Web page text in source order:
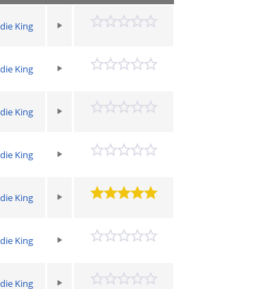
King
King
King
King
King
King
King